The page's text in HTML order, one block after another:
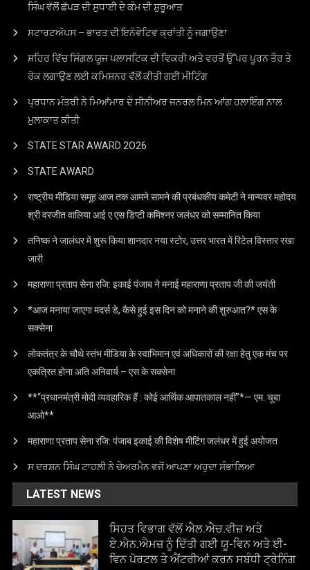
ਸਿੰਘ ਵੱਲੋਂ ਛੱਪੜ ਦੀ ਸੁਧਾਈ ਦੇ ਕੰਮ ਦੀ ਸ਼ੁਰੂਆਤ
ਸਟਾਰਟਅੱਪਸ – ਭਾਰਤ ਦੀ ਇਨੋਵੇਟਿਵ ਕ੍ਰਾਂਤੀ ਨੂੰ ਜਗਾਉਣਾ
ਸ਼ਹਿਰ ਵਿੱਚ ਸਿੰਗਲ ਯੂਜ ਪਲਾਸਟਿਕ ਦੀ ਵਿਕਰੀ ਅਤੇ ਵਰਤੋਂ ਉੱਪਰ ਪੂਰਨ ਤੌਰ ਤੇ
ਰੋਕ ਲਗਾਉਣ ਲਈ ਕਮਿਸ਼ਨਰ ਵੱਲੋਂ ਕੀਤੀ ਗਈ ਮੀਟਿੰਗ
ਪ੍ਰਧਾਨ ਮੰਤਰੀ ਨੇ ਮਿਆਂਮਾਰ ਦੇ ਸੀਨੀਅਰ ਜਨਰਲ ਮਿਨ ਆਂਗ ਹਲਾਇੰਗ ਨਾਲ
ਮੁਲਾਕਾਤ ਕੀਤੀ
STATE STAR AWARD 2O26
STATE AWARD
राष्ट्रीय मीडिया समूह आज तक आमने सामने की प्रबंधकीय कमेटी ने मान्यवर महोदय
श्री वरजीत वालिया आई ए एस डिप्टी कमिश्नर जलंधर को सम्मानित किया
तनिष्क ने जालंधर में शुरू किया शानदार नया स्टोर, उत्तर भारत में रिटेल विस्तार रखा
जारी
महाराणा प्रताप सेना रजि: इकाई पंजाब ने मनाई महाराणा प्रताप जी की जयंती
*आज मनाया जाएगा मदर्स डे, कैसे हुई इस दिन को मनाने की शुरुआत?* एस के
सक्सेना
लोकतंत्र के चौथे स्तंभ मीडिया के स्वाभिमान एवं अधिकारों की रक्षा हेतु एक मंच पर
एकत्रित होना अति अनिवार्य – एस के सक्सेना
**“प्रधानमंत्री मोदी व्यवहारिक हैं : कोई आर्थिक आपातकाल नहीं”*— एम. चूबा
आओ**
महाराणा प्रताप सेना रजि: पंजाब इकाई की विशेष मीटिंग जलंधर में हुई अयोजत
ਸ ਦਰਸ਼ਨ ਸਿੰਘ ਟਾਹਲੀ ਨੇ ਚੇਅਰਮੈਨ ਵਜੋਂ ਆਪਣਾ ਅਹੁਦਾ ਸੰਭਾਲਿਆ
LATEST NEWS
ਸਿਹਤ ਵਿਭਾਗ ਵੱਲੋਂ ਐਲ.ਐਚ.ਵੀਜ਼ ਅਤੇ
ਏ.ਐਨ.ਐਮਜ਼ ਨੂੰ ਦਿੱਤੀ ਗਈ ਯੂ-ਵਿਨ ਅਤੇ ਈ-
ਵਿਨ ਪੋਰਟਲ ਤੇ ਐਂਟਰੀਆਂ ਕਰਨ ਸਬੰਧੀ ਟ੍ਰੇਨਿੰਗ